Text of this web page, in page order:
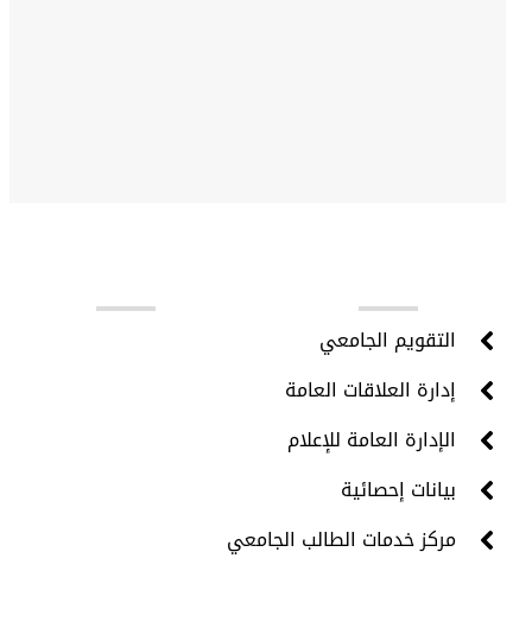
التقويم الجامعي
إدارة العلاقات العامة
الإدارة العامة للإعلام
بيانات إحصائية
مركز خدمات الطالب الجامعي